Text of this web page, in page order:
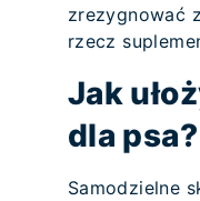
zrezygnować
rzecz
Jak
dla psa?
Samodzielne